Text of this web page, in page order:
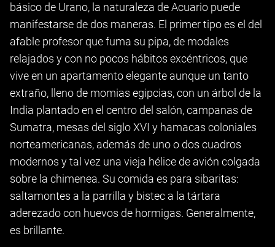
básico de Urano, la naturaleza de Acuario puede
manifestarse de dos maneras. El primer tipo es el del
afable profesor que fuma su pipa, de modales
relajados y con no pocos hábitos excéntricos, que
vive en un apartamento elegante aunque un tanto
extraño, lleno de momias egipcias, con un árbol de la
India plantado en el centro del salón, campanas de
Sumatra, mesas del siglo XVI y hamacas coloniales
norteamericanas, además de uno o dos cuadros
modernos y tal vez una vieja hélice de avión colgada
sobre la chimenea. Su comida es para sibaritas:
saltamontes a la parrilla y bistec a la tártara
aderezado con huevos de hormigas. Generalmente,
es brillante.